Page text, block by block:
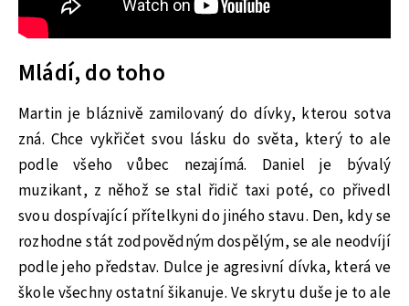
Mládí, do toho
Martin je bláznivě zamilovaný do dívky, kterou sotva
zná. Chce vykřičet svou lásku do světa, který to ale
podle všeho vůbec nezajímá. Daniel je bývalý
muzikant, z něhož se stal řidič taxi poté, co přivedl
svou dospívající přítelkyni do jiného stavu. Den, kdy se
rozhodne stát zodpovědným dospělým, se ale neodvíjí
podle jeho představ. Dulce je agresivní dívka, která ve
škole všechny ostatní šikanuje. Ve skrytu duše je to ale